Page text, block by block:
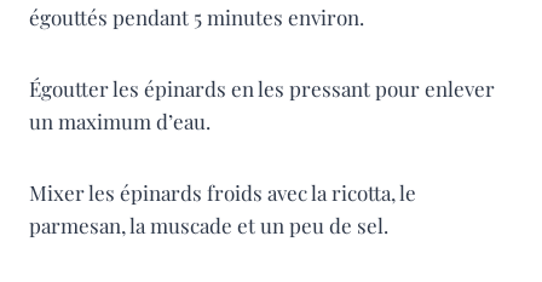
égouttés pendant 5 minutes environ.
Égoutter les épinards en les pressant pour enlever
un maximum d’eau.
Mixer les épinards froids avec la ricotta, le
parmesan, la muscade et un peu de sel.